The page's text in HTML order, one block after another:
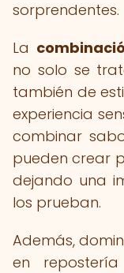
sorprendentes.
La
no solo se
también de
experiencia
combinar
pueden crear
dejando una
los prueban.
Además,
en